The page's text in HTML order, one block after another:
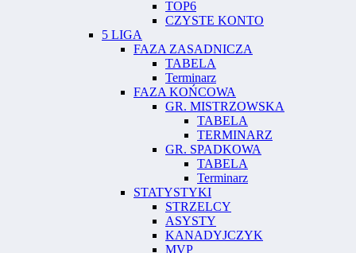
TOP6
CZYSTE KONTO
5 LIGA
FAZA ZASADNICZA
TABELA
Terminarz
FAZA KOŃCOWA
GR. MISTRZOWSKA
TABELA
TERMINARZ
GR. SPADKOWA
TABELA
Terminarz
STATYSTYKI
STRZELCY
ASYSTY
KANADYJCZYK
MVP